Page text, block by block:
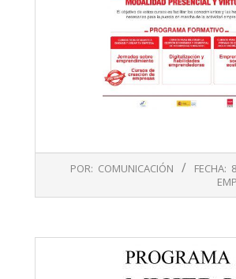
08
POR: COMUNICACIÓN FECHA: